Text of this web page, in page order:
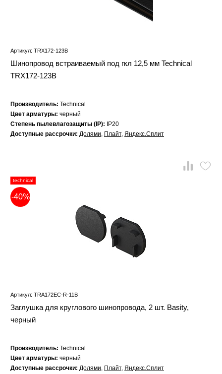
Артикул: TRX172-123B
Шинопровод встраиваемый под гкл 12,5 мм Technical
TRX172-123B
Производитель: Technical
Цвет арматуры: черный
Степень пылевлагозащиты (IP):
IP20
Доступные рассрочки: Долями, Плайт, Яндекс.Сплит
technical
-40%
Артикул: TRA172EC-R-11B
Заглушка для круглового шинопровода, 2 шт. Basity,
черный
Производитель: Technical
Цвет арматуры: черный
Доступные рассрочки: Долями, Плайт, Яндекс.Сплит